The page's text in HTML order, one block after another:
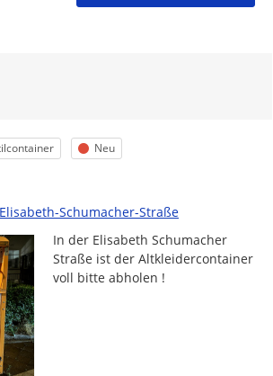
Status
Neu
Schumacher-Straße
In der Elisabeth Schumacher
Straße ist der Altkleidercontainer
voll bitte abholen !